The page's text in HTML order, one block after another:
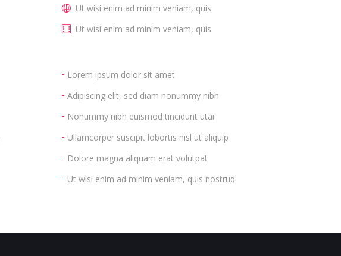
Ut wisi enim ad minim veniam, quis
Ut wisi enim ad minim veniam, quis
Lorem ipsum dolor sit amet
Adipiscing elit, sed diam nonummy nibh
Nonummy nibh euismod tincidunt utai
Ullamcorper suscipit lobortis nisl ut aliquip
Dolore magna aliquam erat volutpat
Ut wisi enim ad minim veniam, quis nostrud